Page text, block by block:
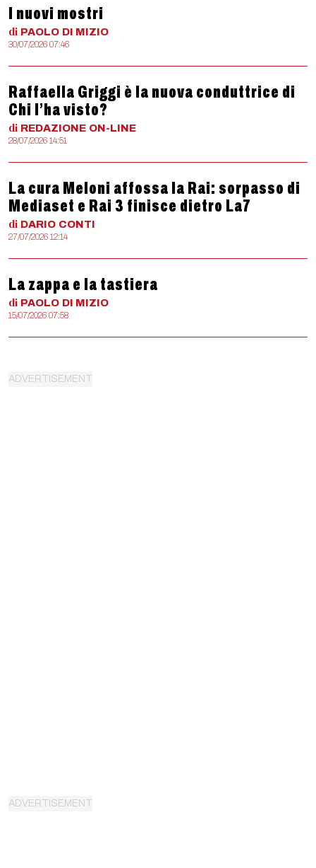
I nuovi mostri
di PAOLO DI MIZIO
30/07/2026 07:46
Raffaella Griggi è la nuova conduttrice di
Chi l’ha visto?
di REDAZIONE ON-LINE
28/07/2026 14:51
La cura Meloni affossa la Rai: sorpasso di
Mediaset e Rai 3 finisce dietro La7
di DARIO CONTI
27/07/2026 12:14
La zappa e la tastiera
di PAOLO DI MIZIO
15/07/2026 07:58